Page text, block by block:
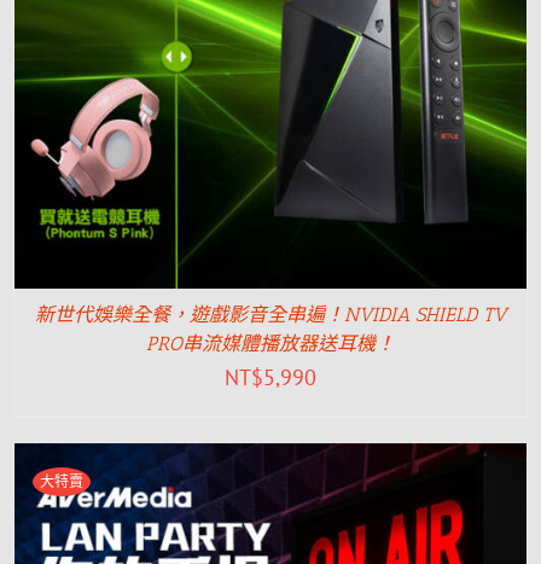
新世代娛樂全餐，遊戲影音全串遍！NVIDIA SHIELD TV
PRO串流媒體播放器送耳機！
NT$5,990
大特賣